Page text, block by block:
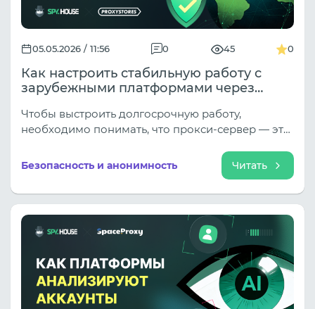
05.05.2026 / 11:56 0 45 0
Как настроить стабильную работу с
зарубежными платформами через
Чтобы выстроить долгосрочную работу,
необходимо понимать, что прокси-сервер — это
инструмент выстраивания доверительных
Безопасность и анонимность Читать